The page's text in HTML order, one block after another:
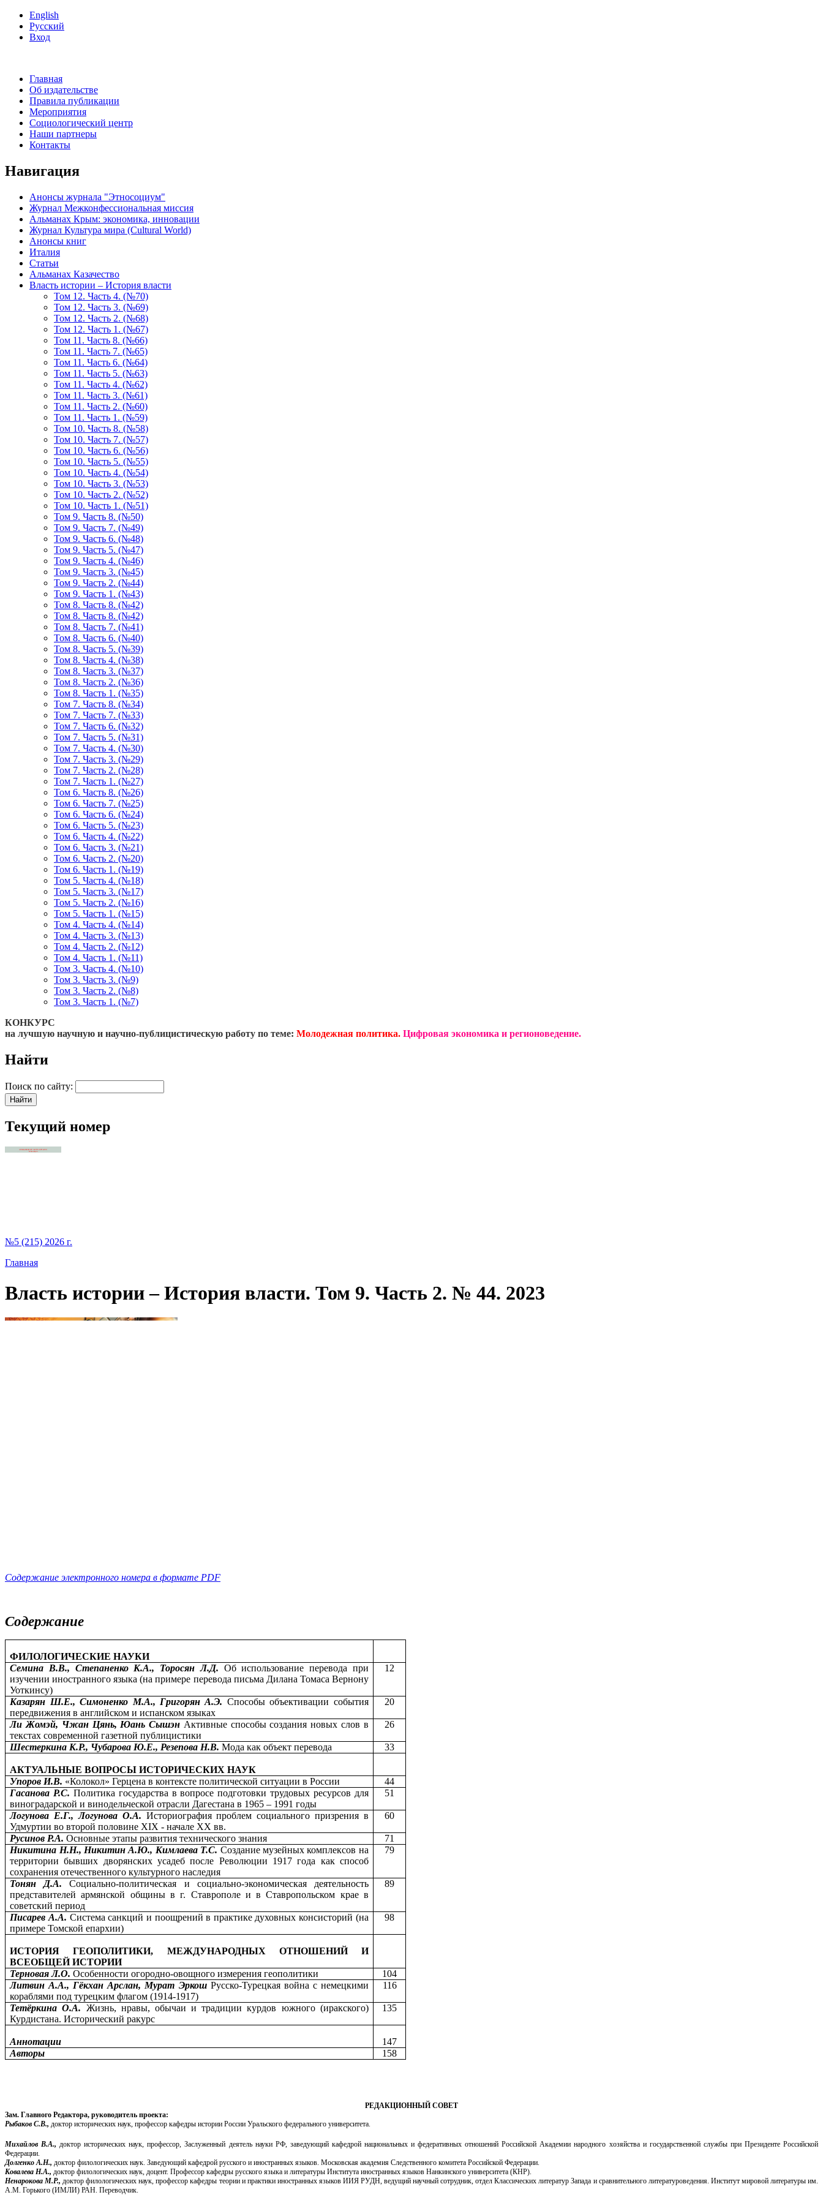
English
Русский
Вход
Главная
Об издательстве
Правила публикации
Мероприятия
Социологический центр
Наши партнеры
Контакты
Навигация
Анонсы журнала "Этносоциум"
Журнал Межконфессиональная миссия
Альманах Крым: экономика, инновации
Журнал Культура мира (Cultural World)
Анонсы книг
Италия
Статьи
Альманах Казачество
Власть истории – История власти
Том 12. Часть 4. (№70)
Том 12. Часть 3. (№69)
Том 12. Часть 2. (№68)
Том 12. Часть 1. (№67)
Том 11. Часть 8. (№66)
Том 11. Часть 7. (№65)
Том 11. Часть 6. (№64)
Том 11. Часть 5. (№63)
Том 11. Часть 4. (№62)
Том 11. Часть 3. (№61)
Том 11. Часть 2. (№60)
Том 11. Часть 1. (№59)
Том 10. Часть 8. (№58)
Том 10. Часть 7. (№57)
Том 10. Часть 6. (№56)
Том 10. Часть 5. (№55)
Том 10. Часть 4. (№54)
Том 10. Часть 3. (№53)
Том 10. Часть 2. (№52)
Том 10. Часть 1. (№51)
Том 9. Часть 8. (№50)
Том 9. Часть 7. (№49)
Том 9. Часть 6. (№48)
Том 9. Часть 5. (№47)
Том 9. Часть 4. (№46)
Том 9. Часть 3. (№45)
Том 9. Часть 2. (№44)
Том 9. Часть 1. (№43)
Том 8. Часть 8. (№42)
Том 8. Часть 8. (№42)
Том 8. Часть 7. (№41)
Том 8. Часть 6. (№40)
Том 8. Часть 5. (№39)
Том 8. Часть 4. (№38)
Том 8. Часть 3. (№37)
Том 8. Часть 2. (№36)
Том 8. Часть 1. (№35)
Том 7. Часть 8. (№34)
Том 7. Часть 7. (№33)
Том 7. Часть 6. (№32)
Том 7. Часть 5. (№31)
Том 7. Часть 4. (№30)
Том 7. Часть 3. (№29)
Том 7. Часть 2. (№28)
Том 7. Часть 1. (№27)
Том 6. Часть 8. (№26)
Том 6. Часть 7. (№25)
Том 6. Часть 6. (№24)
Том 6. Часть 5. (№23)
Том 6. Часть 4. (№22)
Том 6. Часть 3. (№21)
Том 6. Часть 2. (№20)
Том 6. Часть 1. (№19)
Том 5. Часть 4. (№18)
Том 5. Часть 3. (№17)
Том 5. Часть 2. (№16)
Том 5. Часть 1. (№15)
Том 4. Часть 4. (№14)
Том 4. Часть 3. (№13)
Том 4. Часть 2. (№12)
Том 4. Часть 1. (№11)
Том 3. Часть 4. (№10)
Том 3. Часть 3. (№9)
Том 3. Часть 2. (№8)
Том 3. Часть 1. (№7)
КОНКУРС
на лучшую научную и научно-публицистическую работу по теме: Молодежная политика. Цифровая экономика и регионоведение.
Найти
Поиск по сайту:
Текущий номер
№5 (215) 2026 г.
Главная
Власть истории – История власти. Том 9. Часть 2. № 44. 2023
Содержание электронного номера в формате PDF
Содержание
ФИЛОЛОГИЧЕСКИЕ НАУКИ
Семина В.В., Степаненко К.А., Торосян Л.Д. Об использование перевода при
изучении иностранного языка (на примере перевода письма Дилана Томаса Вернону
Уоткинсу)
12
Казарян Ш.Е., Симоненко М.А., Григорян А.Э. Способы объективации события
передвижения в английском и испанском языках
20
Ли Жомэй, Чжан Цянь, Юань Сышэн Активные способы создания новых слов в
текстах современной газетной публицистики
26
Шестеркина К.Р., Чубарова Ю.Е., Резепова Н.В.Мода как объект перевода 33
АКТУАЛЬНЫЕ ВОПРОСЫ ИСТОРИЧЕСКИХ НАУК
Упоров И.В. «Колокол» Герцена в контексте политической ситуации в России
44
Гасанова Р.С. Политика государства в вопросе подготовки трудовых ресурсов для
виноградарской и винодельческой отрасли Дагестана в 1965 – 1991 годы
51
Логунова Е.Г., Логунова О.А. Историография проблем социального призрения в
Удмуртии во второй половине XIX - начале XX вв.
60
Русинов Р.А.Основные этапы развития технического знания
71
Никитина Н.Н., Никитин А.Ю., Кимлаева Т.С. Создание музейных комплексов на
территории бывших дворянских усадеб после Революции 1917 года как способ
сохранения отечественного культурного наследия
79
Тонян Д.А.Социально-политическая и социально-экономическая деятельность
представителей армянской общины в г. Ставрополе и в Ставропольском крае в
советский период
89
Писарев А.А. Система санкций и поощрений в практике духовных консисторий (на
примере Томской епархии)
98
ИСТОРИЯ ГЕОПОЛИТИКИ, МЕЖДУНАРОДНЫХ ОТНОШЕНИЙ И
ВСЕОБЩЕЙ ИСТОРИИ
Терновая Л.О.Особенности огородно-овощного измерения геополитики
104
Литвин А.А., Гёкхан Арслан, Мурат Эркош Русско-Турецкая война с немецкими
кораблями под турецким флагом (1914-1917)
116
Тетёркина О.А. Жизнь, нравы, обычаи и традиции курдов южного (иракского)
Курдистана. Исторический ракурс
135
Аннотации
147
Авторы
158
РЕДАКЦИОННЫЙ СОВЕТ
Зам. Главного Редактора, руководитель проекта:
Рыбаков С.В., доктор исторических наук, профессор кафедры истории России Уральского федерального университета.
Михайлов В.А.,доктор исторических наук, профессор, Заслуженный деятель науки РФ, заведующий кафедрой национальных и федеративных отношений Российской Академии народного хозяйства и государственной службы при Президенте Российской
Федерации.
Долгенко А.Н., доктор филологических наук. Заведующий кафедрой русского и иностранных языков. Московская академия Следственного комитета Российской Федерации.
Ковалева Н.А., доктор филологических наук, доцент. Профессор кафедры русского языка и литературы Института иностранных языков Нанкинского университета (КНР).
Ненарокова М.Р.,доктор филологических наук, профессор кафедры теории и практики иностранных языков ИИЯ РУДН, ведущий научный сотрудник, отдел Классических литератур Запада и сравнительного литературоведения. Институт мировой литературы им.
А.М. Горького (ИМЛИ) РАН. Переводчик.